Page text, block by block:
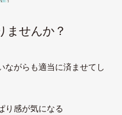
ませんか？
ながらも適当に済ませてし
り感が気になる